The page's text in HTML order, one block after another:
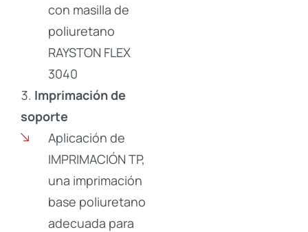
con masilla de
poliuretano
RAYSTON FLEX
3040
Imprimación de
soporte
Aplicación de
IMPRIMACIÓN TP,
una imprimación
base poliuretano
adecuada para